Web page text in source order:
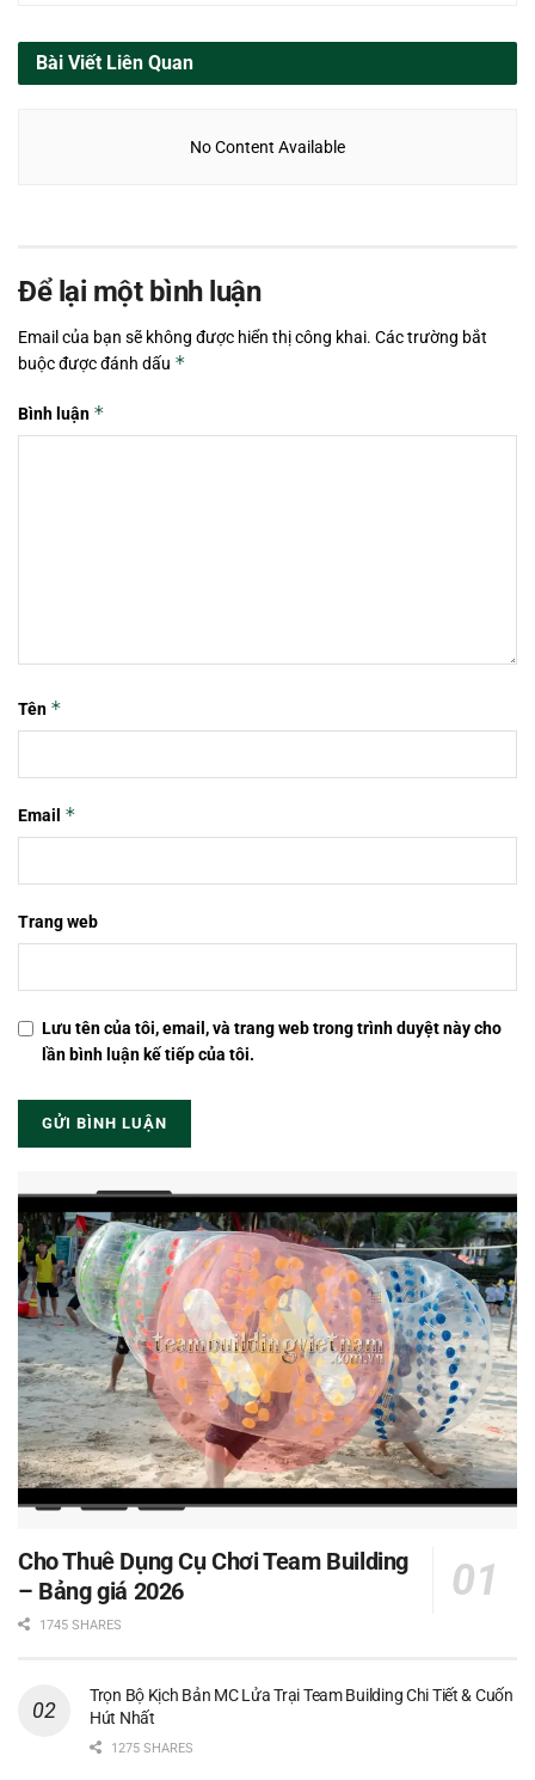
Bài Viết Liên Quan
No Content Available
Để lại một bình luận
Email của bạn sẽ không được hiển thị công khai. Các trường bắt
buộc được đánh dấu *
Bình luận *
Tên *
Email *
Trang web
Lưu tên của tôi, email, và trang web trong trình duyệt này cho
lần bình luận kế tiếp của tôi.
Cho Thuê Dụng Cụ Chơi Team Building
– Bảng giá 2026
1745 SHARES
Trọn Bộ Kịch Bản MC Lửa Trại Team Building Chi Tiết & Cuốn
Hút Nhất
1275 SHARES